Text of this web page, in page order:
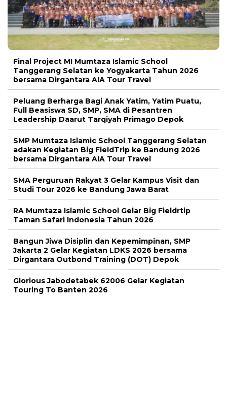
Final Project MI Mumtaza Islamic School
Tanggerang Selatan ke Yogyakarta Tahun 2026
bersama Dirgantara AIA Tour Travel
Peluang Berharga Bagi Anak Yatim, Yatim Puatu,
Full Beasiswa SD, SMP, SMA di Pesantren
Leadership Daarut Tarqiyah Primago Depok
SMP Mumtaza Islamic School Tanggerang Selatan
adakan Kegiatan Big FieldTrip ke Bandung 2026
bersama Dirgantara AIA Tour Travel
SMA Perguruan Rakyat 3 Gelar Kampus Visit dan
Studi Tour 2026 ke Bandung Jawa Barat
RA Mumtaza Islamic School Gelar Big Fieldrtip
Taman Safari Indonesia Tahun 2026
Bangun Jiwa Disiplin dan Kepemimpinan, SMP
Jakarta 2 Gelar Kegiatan LDKS 2026 bersama
Dirgantara Outbond Training (DOT) Depok
Glorious Jabodetabek 62006 Gelar Kegiatan
Touring To Banten 2026